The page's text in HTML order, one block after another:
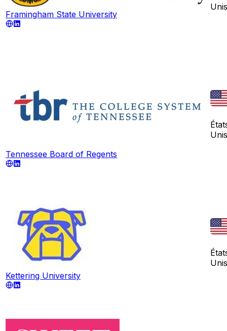
Framingham State University
Unis
Tennessee Board of Regents
Unis
Kettering University
Unis